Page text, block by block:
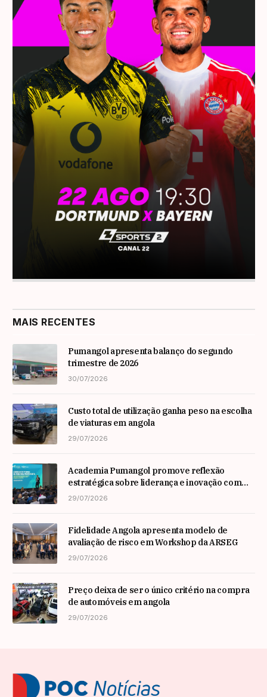
MAIS RECENTES
Pumangol apresenta balanço do segundo
trimestre de 2026
30/07/2026
Custo total de utilização ganha peso na escolha
de viaturas em angola
29/07/2026
Academia Pumangol promove reflexão
estratégica sobre liderança e inovação com
especialista internacional Nadim Habib
29/07/2026
Fidelidade Angola apresenta modelo de
avaliação de risco em Workshop da ARSEG
29/07/2026
Preço deixa de ser o único critério na compra
de automóveis em angola
29/07/2026